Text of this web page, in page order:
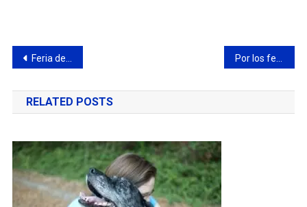
Navegación
de
entradas
Feria del Libro: llevá tus fotos y documentos para “armar” la historia de Campana Por los feriados, este lunes y martes no habrá actividad municipal
RELATED POSTS